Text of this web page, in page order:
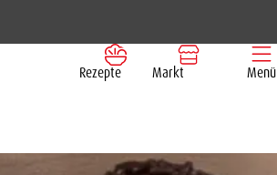
Rezepte Markt Menü